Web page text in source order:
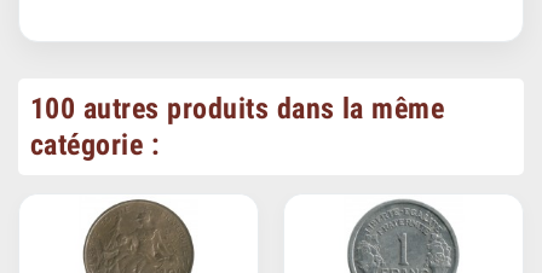
100 autres produits dans la même
catégorie :